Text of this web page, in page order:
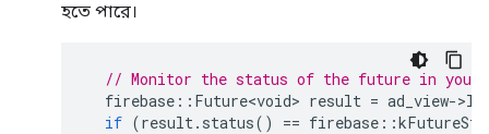
হতে পারে।
// Monitor the status of the future in your
firebase :: Future<void> result = ad_view->
if (result. status() == firebase ::